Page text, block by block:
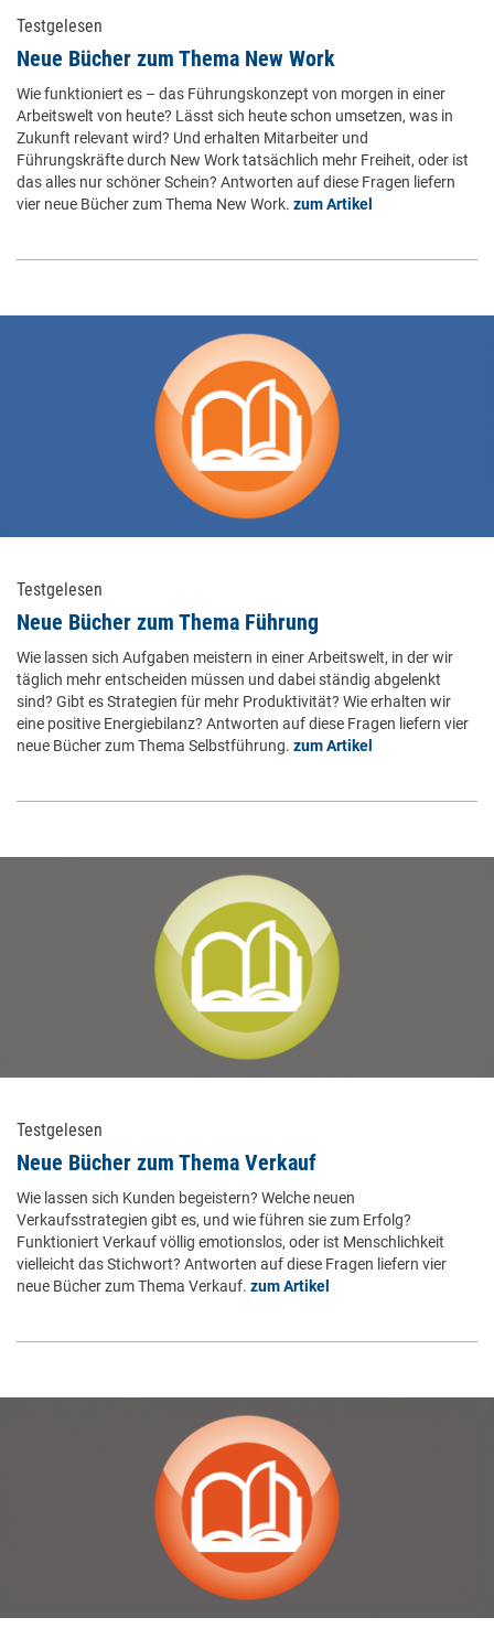
Testgelesen
Neue Bücher zum Thema New Work
Wie funktioniert es – das Führungskonzept von morgen in einer
Arbeitswelt von heute? Lässt sich heute schon umsetzen, was in
Zukunft relevant wird? Und erhalten Mitarbeiter und
Führungskräfte durch New Work tatsächlich mehr Freiheit, oder ist
das alles nur schöner Schein? Antworten auf diese Fragen liefern
vier neue Bücher zum Thema New Work. zum Artikel
Testgelesen
Neue Bücher zum Thema Führung
Wie lassen sich Aufgaben meistern in einer Arbeitswelt, in der wir
täglich mehr entscheiden müssen und dabei ständig abgelenkt
sind? Gibt es Strategien für mehr Produktivität? Wie erhalten wir
eine positive Energiebilanz? Antworten auf diese Fragen liefern vier
neue Bücher zum Thema Selbstführung. zum Artikel
Testgelesen
Neue Bücher zum Thema Verkauf
Wie lassen sich Kunden begeistern? Welche neuen
Verkaufsstrategien gibt es, und wie führen sie zum Erfolg?
Funktioniert Verkauf völlig emotionslos, oder ist Menschlichkeit
vielleicht das Stichwort? Antworten auf diese Fragen liefern vier
neue Bücher zum Thema Verkauf. zum Artikel